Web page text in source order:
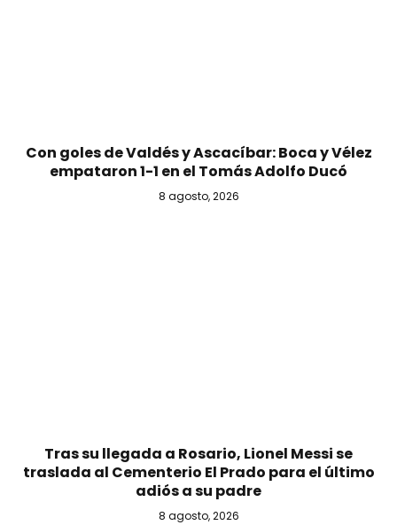
Con goles de Valdés y Ascacíbar: Boca y Vélez
empataron 1-1 en el Tomás Adolfo Ducó
8 agosto, 2026
Tras su llegada a Rosario, Lionel Messi se
traslada al Cementerio El Prado para el último
adiós a su padre
8 agosto, 2026